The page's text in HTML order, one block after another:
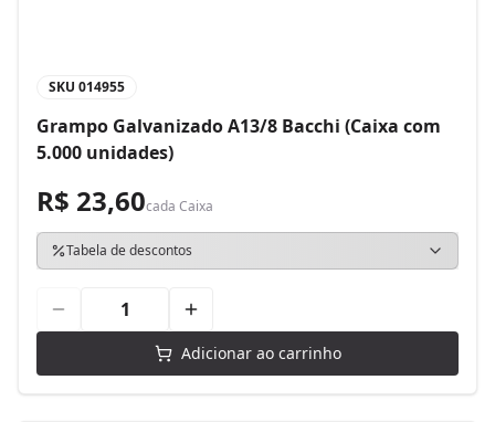
SKU 014955
Grampo Galvanizado A13/8 Bacchi (Caixa com
5.000 unidades)
R$ 23,60cada Caixa
Tabela de descontos
Adicionar ao carrinho